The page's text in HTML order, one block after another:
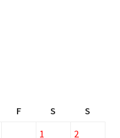
F S
S
1
2